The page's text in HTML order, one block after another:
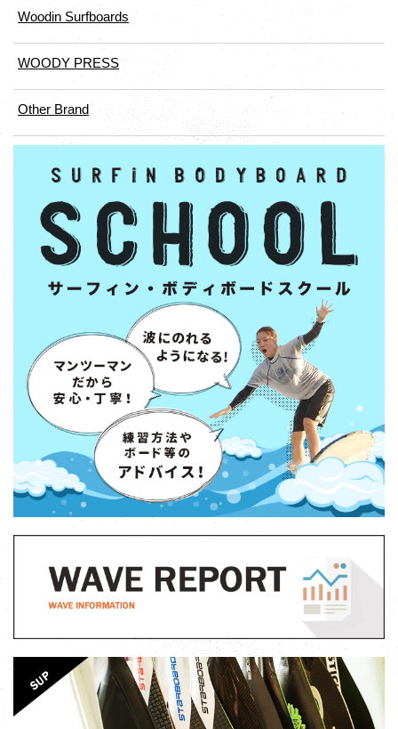
Woodin Surfboards
WOODY PRESS
Other Brand